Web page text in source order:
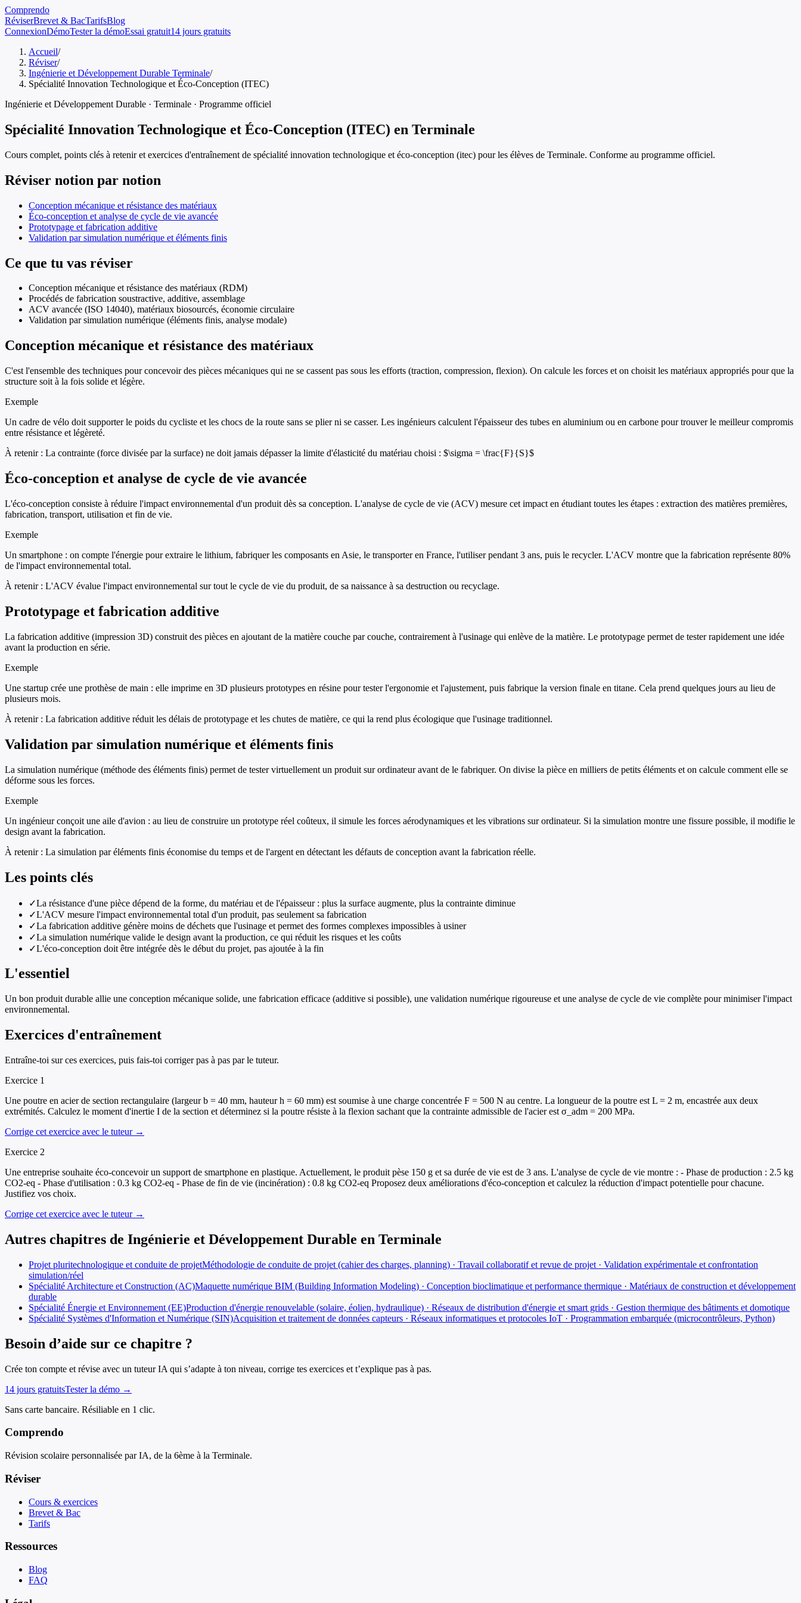
Comprendo
RéviserBrevet & BacTarifsBlog
ConnexionDémoTester la démoEssai gratuit14 jours gratuits
Accueil/
Réviser/
Ingénierie et Développement Durable Terminale/
Spécialité Innovation Technologique et Éco-Conception (ITEC)
Ingénierie et Développement Durable · Terminale · Programme officiel
Spécialité Innovation Technologique et Éco-Conception (ITEC) en Terminale
Cours complet, points clés à retenir et exercices d'entraînement de spécialité innovation technologique et éco-conception (itec) pour les élèves de Terminale. Conforme au programme officiel.
Réviser notion par notion
Conception mécanique et résistance des matériaux
Éco-conception et analyse de cycle de vie avancée
Prototypage et fabrication additive
Validation par simulation numérique et éléments finis
Ce que tu vas réviser
Conception mécanique et résistance des matériaux (RDM)
Procédés de fabrication soustractive, additive, assemblage
ACV avancée (ISO 14040), matériaux biosourcés, économie circulaire
Validation par simulation numérique (éléments finis, analyse modale)
Conception mécanique et résistance des matériaux
C'est l'ensemble des techniques pour concevoir des pièces mécaniques qui ne se cassent pas sous les efforts (traction, compression, flexion). On calcule les forces et on choisit les matériaux appropriés pour que la
structure soit à la fois solide et légère.
Exemple
Un cadre de vélo doit supporter le poids du cycliste et les chocs de la route sans se plier ni se casser. Les ingénieurs calculent l'épaisseur des tubes en aluminium ou en carbone pour trouver le meilleur compromis
entre résistance et légèreté.
À retenir : La contrainte (force divisée par la surface) ne doit jamais dépasser la limite d'élasticité du matériau choisi : $\sigma = \frac{F}{S}$
Éco-conception et analyse de cycle de vie avancée
L'éco-conception consiste à réduire l'impact environnemental d'un produit dès sa conception. L'analyse de cycle de vie (ACV) mesure cet impact en étudiant toutes les étapes : extraction des matières premières,
fabrication, transport, utilisation et fin de vie.
Exemple
Un smartphone : on compte l'énergie pour extraire le lithium, fabriquer les composants en Asie, le transporter en France, l'utiliser pendant 3 ans, puis le recycler. L'ACV montre que la fabrication représente 80%
de l'impact environnemental total.
À retenir : L'ACV évalue l'impact environnemental sur tout le cycle de vie du produit, de sa naissance à sa destruction ou recyclage.
Prototypage et fabrication additive
La fabrication additive (impression 3D) construit des pièces en ajoutant de la matière couche par couche, contrairement à l'usinage qui enlève de la matière. Le prototypage permet de tester rapidement une idée
avant la production en série.
Exemple
Une startup crée une prothèse de main : elle imprime en 3D plusieurs prototypes en résine pour tester l'ergonomie et l'ajustement, puis fabrique la version finale en titane. Cela prend quelques jours au lieu de
plusieurs mois.
À retenir : La fabrication additive réduit les délais de prototypage et les chutes de matière, ce qui la rend plus écologique que l'usinage traditionnel.
Validation par simulation numérique et éléments finis
La simulation numérique (méthode des éléments finis) permet de tester virtuellement un produit sur ordinateur avant de le fabriquer. On divise la pièce en milliers de petits éléments et on calcule comment elle se
déforme sous les forces.
Exemple
Un ingénieur conçoit une aile d'avion : au lieu de construire un prototype réel coûteux, il simule les forces aérodynamiques et les vibrations sur ordinateur. Si la simulation montre une fissure possible, il modifie le
design avant la fabrication.
À retenir : La simulation par éléments finis économise du temps et de l'argent en détectant les défauts de conception avant la fabrication réelle.
Les points clés
✓La résistance d'une pièce dépend de la forme, du matériau et de l'épaisseur : plus la surface augmente, plus la contrainte diminue
✓L'ACV mesure l'impact environnemental total d'un produit, pas seulement sa fabrication
✓La fabrication additive génère moins de déchets que l'usinage et permet des formes complexes impossibles à usiner
✓La simulation numérique valide le design avant la production, ce qui réduit les risques et les coûts
✓L'éco-conception doit être intégrée dès le début du projet, pas ajoutée à la fin
L'essentiel
Un bon produit durable allie une conception mécanique solide, une fabrication efficace (additive si possible), une validation numérique rigoureuse et une analyse de cycle de vie complète pour minimiser l'impact
environnemental.
Exercices d'entraînement
Entraîne-toi sur ces exercices, puis fais-toi corriger pas à pas par le tuteur.
Exercice 1
Une poutre en acier de section rectangulaire (largeur b = 40 mm, hauteur h = 60 mm) est soumise à une charge concentrée F = 500 N au centre. La longueur de la poutre est L = 2 m, encastrée aux deux
extrémités. Calculez le moment d'inertie I de la section et déterminez si la poutre résiste à la flexion sachant que la contrainte admissible de l'acier est σ_adm = 200 MPa.
Corrige cet exercice avec le tuteur →
Exercice 2
Une entreprise souhaite éco-concevoir un support de smartphone en plastique. Actuellement, le produit pèse 150 g et sa durée de vie est de 3 ans. L'analyse de cycle de vie montre : - Phase de production : 2.5 kg
CO2-eq - Phase d'utilisation : 0.3 kg CO2-eq - Phase de fin de vie (incinération) : 0.8 kg CO2-eq Proposez deux améliorations d'éco-conception et calculez la réduction d'impact potentielle pour chacune.
Justifiez vos choix.
Corrige cet exercice avec le tuteur →
Autres chapitres de Ingénierie et Développement Durable en Terminale
Projet pluritechnologique et conduite de projetMéthodologie de conduite de projet (cahier des charges, planning) · Travail collaboratif et revue de projet · Validation expérimentale et confrontation
simulation/réel
Spécialité Architecture et Construction (AC)Maquette numérique BIM (Building Information Modeling) · Conception bioclimatique et performance thermique · Matériaux de construction et développement
durable
Spécialité Énergie et Environnement (EE)Production d'énergie renouvelable (solaire, éolien, hydraulique) · Réseaux de distribution d'énergie et smart grids · Gestion thermique des bâtiments et domotique
Spécialité Systèmes d'Information et Numérique (SIN)Acquisition et traitement de données capteurs · Réseaux informatiques et protocoles IoT · Programmation embarquée (microcontrôleurs, Python)
Besoin d’aide sur ce chapitre ?
Crée ton compte et révise avec un tuteur IA qui s’adapte à ton niveau, corrige tes exercices et t’explique pas à pas.
14 jours gratuitsTester la démo →
Sans carte bancaire. Résiliable en 1 clic.
Comprendo
Révision scolaire personnalisée par IA, de la 6ème à la Terminale.
Réviser
Cours & exercices
Brevet & Bac
Tarifs
Ressources
Blog
FAQ